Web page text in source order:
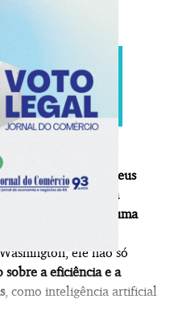
dominado pelos seus
da CIA,aAgência
Unidos,
não costuma
ele não só
a eficiência e a
, como inteligência artificial